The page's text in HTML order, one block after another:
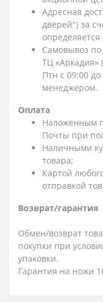
Адресная
дверей") за
Самовывоз по
ТЦ
Птн с 09:00
менеджером.
Оплата
Наложенным
Почты при
Наличными
товара;
Картой
отправкой
Возврат/гарантия
Обмен/возврат
покупки при
упаковки.
Гарантия на ножи